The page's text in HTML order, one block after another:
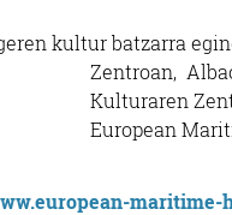
kultur batzarra
Zentroan,
Kulturaren
European
maritime-